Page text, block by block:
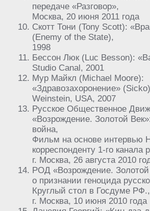
передаче «Разговор»,
Москва, 20 июня 2011 года
Скотт Тони (Tony Scott):
(Enemy of the State),
1998
Бессон Люк (Luc Besson):
Studio Canal, 2001
Мур Майкл (Michael Moore):
«Здравозахоронение»
Weinstein, USA, 2007
Русское Общественное
«Возрождение. Золотой
война,
Фильм на основе интервью
корреспонденту 1-го канала
г. Москва, 26 августа 2010
РОД «Возрождение. Золотой
о признании геноцида
Круглый стол в Госдуме РФ.,
г. Москва, 10 июня 2010 года